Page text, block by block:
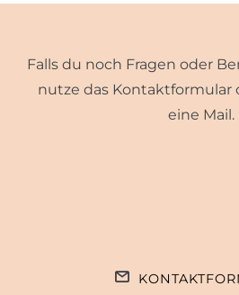
Falls du noch Fragen oder
nutze das Kontaktformular
eine Mail.